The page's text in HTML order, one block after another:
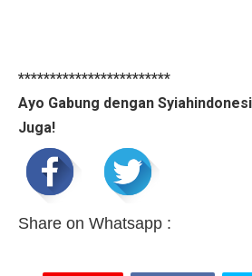
************************
Ayo Gabung dengan
Juga!
Share on Whatsapp :